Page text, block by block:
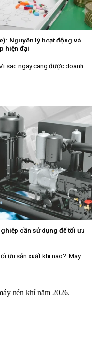
Nguyên lý hoạt động và
hiện đại
sao ngày càng được doanh
cần sử dụng để tối ưu
ưu sản xuất khi nào? Máy